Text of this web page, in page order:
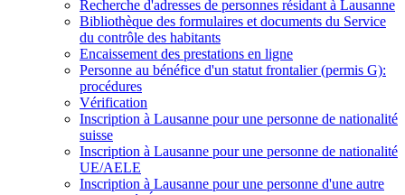
Recherche d'adresses de personnes résidant à Lausanne
Bibliothèque des formulaires et documents du Service
du contrôle des habitants
Encaissement des prestations en ligne
Personne au bénéfice d'un statut frontalier (permis G):
procédures
Vérification
Inscription à Lausanne pour une personne de nationalité
suisse
Inscription à Lausanne pour une personne de nationalité
UE/AELE
Inscription à Lausanne pour une personne d'une autre